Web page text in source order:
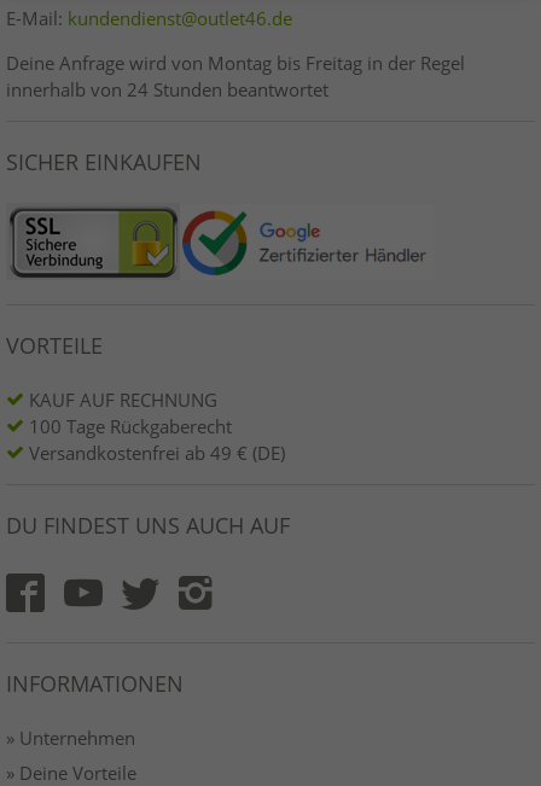
E-Mail: kundendienst@outlet46.de
Deine Anfrage wird von Montag bis Freitag in der Regel
innerhalb von 24 Stunden beantwortet
SICHER EINKAUFEN
VORTEILE
KAUF AUF RECHNUNG
100 Tage Rückgaberecht
Versandkostenfrei ab 49 € (DE)
DU FINDEST UNS AUCH AUF
INFORMATIONEN
» Unternehmen
» Deine Vorteile